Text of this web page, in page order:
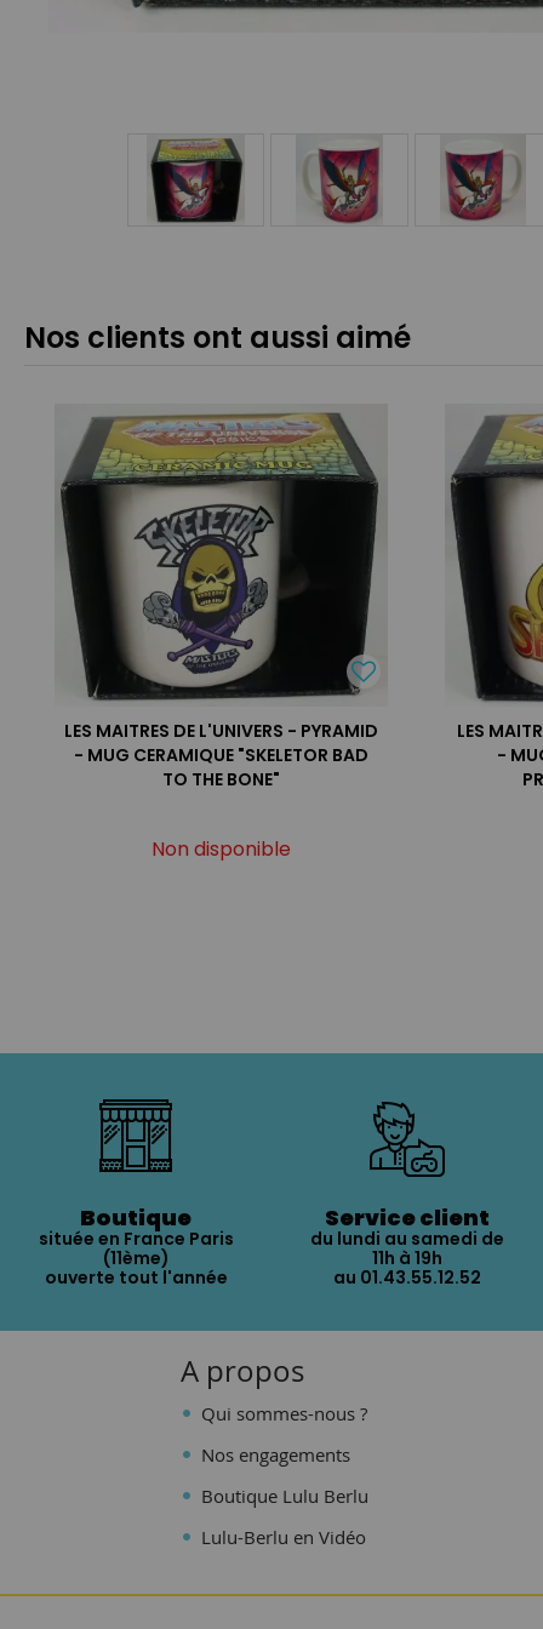
Nos clients ont aussi aimé
LES MAITRES DE L'UNIVERS - PYRAMID
- MUG CERAMIQUE "SKELETOR BAD
TO THE BONE"
Non disponible
LES
-
Boutique
située en France Paris
(11ème)
ouverte tout l'année
Service client
du lundi au samedi de
11h à 19h
au 01.43.55.12.52
A propos
Qui sommes-nous ?
Nos engagements
Boutique Lulu Berlu
Lulu-Berlu en Vidéo